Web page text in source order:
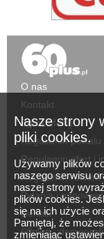
Nasze strony
pliki cookies.
Używamy plików
naszego serwisu
naszej strony
plików cookies.
się na ich użycie
Pamiętaj, że
zmieniając
O nas
Kontakt
Zgłoś ofertę
Regulamin portalu
Regulamin ofert i
Regulamin reklam
Pytania i
Cennik
60plus -